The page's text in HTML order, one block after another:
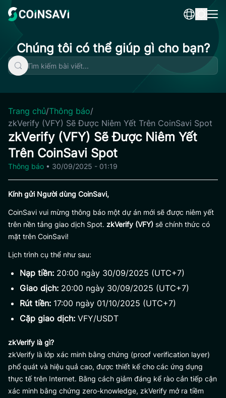
content
Chúng tôi có thể giúp gì cho bạn?
Trang chủ/Thông báo/
zkVerify (VFY) Sẽ Được Niêm Yết Trên CoinSavi Spot
zkVerify (VFY) Sẽ Được Niêm Yết
Trên CoinSavi Spot
Thông báo • 30/09/2025 - 01:19
Kính gửi Người dùng CoinSavi,
CoinSavi vui mừng thông báo một dự án mới sẽ được niêm yết
trên nền tảng giao dịch Spot. zkVerify (VFY) sẽ chính thức có
mặt trên CoinSavi!
Lịch trình cụ thể như sau:
Nạp tiền: 20:00 ngày 30/09/2025 (UTC+7)
Giao dịch: 20:00 ngày 30/09/2025 (UTC+7)
Rút tiền: 17:00 ngày 01/10/2025 (UTC+7)
Cặp giao dịch: VFY/USDT
zkVerify là gì?
zkVerify là lớp xác minh bằng chứng (proof verification layer)
phổ quát và hiệu quả cao, được thiết kế cho các ứng dụng
thực tế trên Internet. Bằng cách giảm đáng kể rào cản tiếp cận
xác minh bằng chứng zero-knowledge, zkVerify mở ra tiềm